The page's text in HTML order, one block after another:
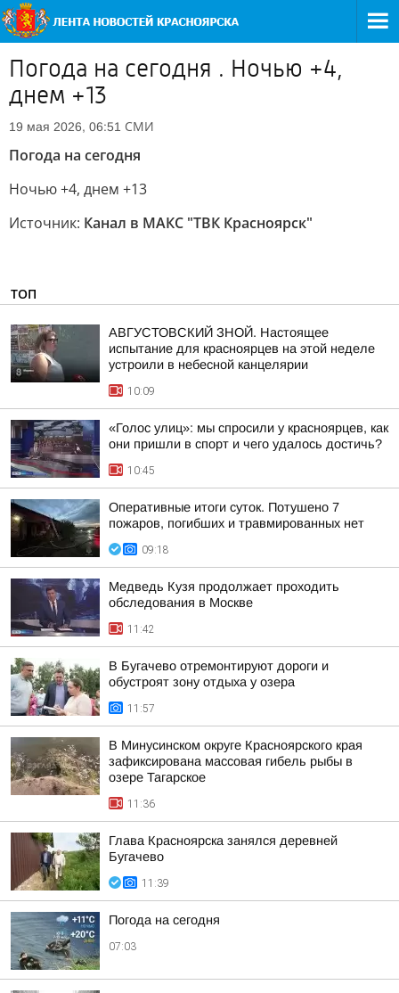
Погода на сегодня . Ночью +4,
днем +13
19 мая 2026, 06:51 СМИ
Погода на сегодня
Ночью +4, днем +13
Источник: Канал в МАКС "ТВК Красноярск"
ТОП
АВГУСТОВСКИЙ ЗНОЙ. Настоящее
испытание для красноярцев на этой неделе
устроили в небесной канцелярии
10:09
«Голос улиц»: мы спросили у красноярцев, как
они пришли в спорт и чего удалось достичь?
10:45
Оперативные итоги суток. Потушено 7
пожаров, погибших и травмированных нет
09:18
Медведь Кузя продолжает проходить
обследования в Москве
11:42
В Бугачево отремонтируют дороги и
обустроят зону отдыха у озера
11:57
В Минусинском округе Красноярского края
зафиксирована массовая гибель рыбы в
озере Тагарское
11:36
Глава Красноярска занялся деревней
Бугачево
11:39
Погода на сегодня
07:03